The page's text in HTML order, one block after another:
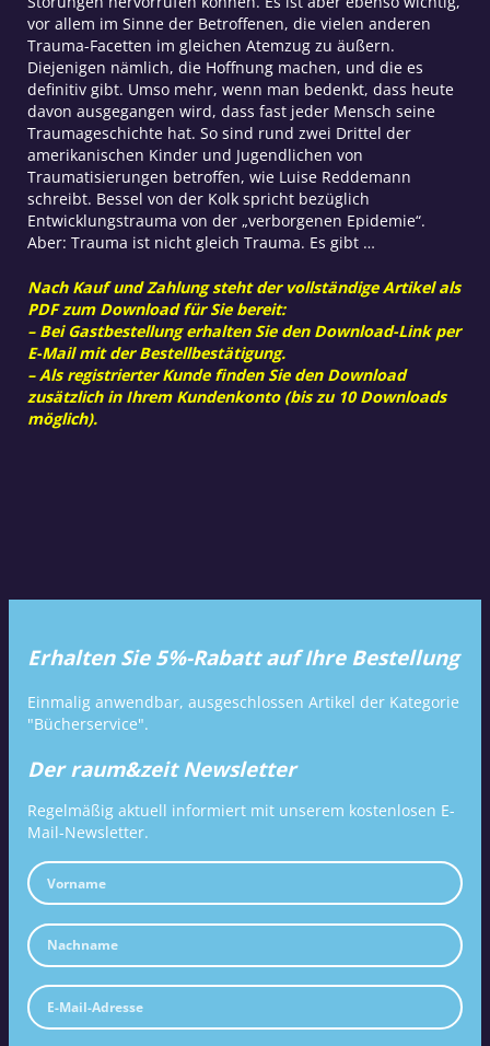
vor allem im Sinne der Betroffenen, die vielen anderen
Trauma-Facetten im gleichen Atemzug zu äußern.
Diejenigen nämlich, die Hoffnung machen, und die es
definitiv gibt. Umso mehr, wenn man bedenkt, dass heute
davon ausgegangen wird, dass fast jeder Mensch seine
Traumageschichte hat. So sind rund zwei Drittel der
amerikanischen Kinder und Jugendlichen von
Traumatisierungen betroffen, wie Luise Reddemann
schreibt. Bessel von der Kolk spricht bezüglich
Entwicklungstrauma von der „verborgenen Epidemie“.
Aber: Trauma ist nicht gleich Trauma. Es gibt …
Nach Kauf und Zahlung steht der vollständige Artikel als
PDF zum Download für Sie bereit:
– Bei Gastbestellung erhalten Sie den Download-Link per
E-Mail mit der Bestellbestätigung.
– Als registrierter Kunde finden Sie den Download
zusätzlich in Ihrem Kundenkonto (bis zu 10 Downloads
möglich).
Erhalten Sie 5%-Rabatt auf Ihre Bestellung
Einmalig anwendbar, ausgeschlossen Artikel der Kategorie
"Bücherservice".
Der raum&zeit Newsletter
Regelmäßig aktuell informiert mit unserem kostenlosen E-
Mail-Newsletter.